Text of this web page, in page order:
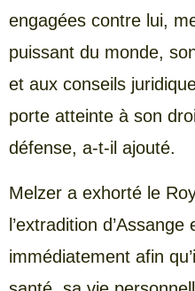
engagées contre lui,
puissant du monde,
et aux conseils
porte atteinte à son
défense, a-t-il ajouté.
Melzer a exhorté le
l’extradition
immédiatement afin